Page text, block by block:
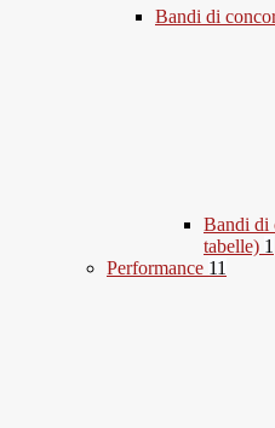
Bandi di
Bandi di
tabelle) 1
Performance 11